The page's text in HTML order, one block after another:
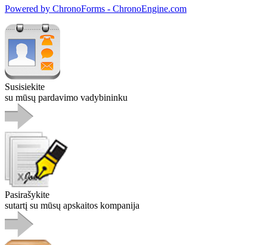
Powered by ChronoForms - ChronoEngine.com
Susisiekite
su mūsų pardavimo vadybininku
Pasirašykite
sutartį su mūsų apskaitos kompanija